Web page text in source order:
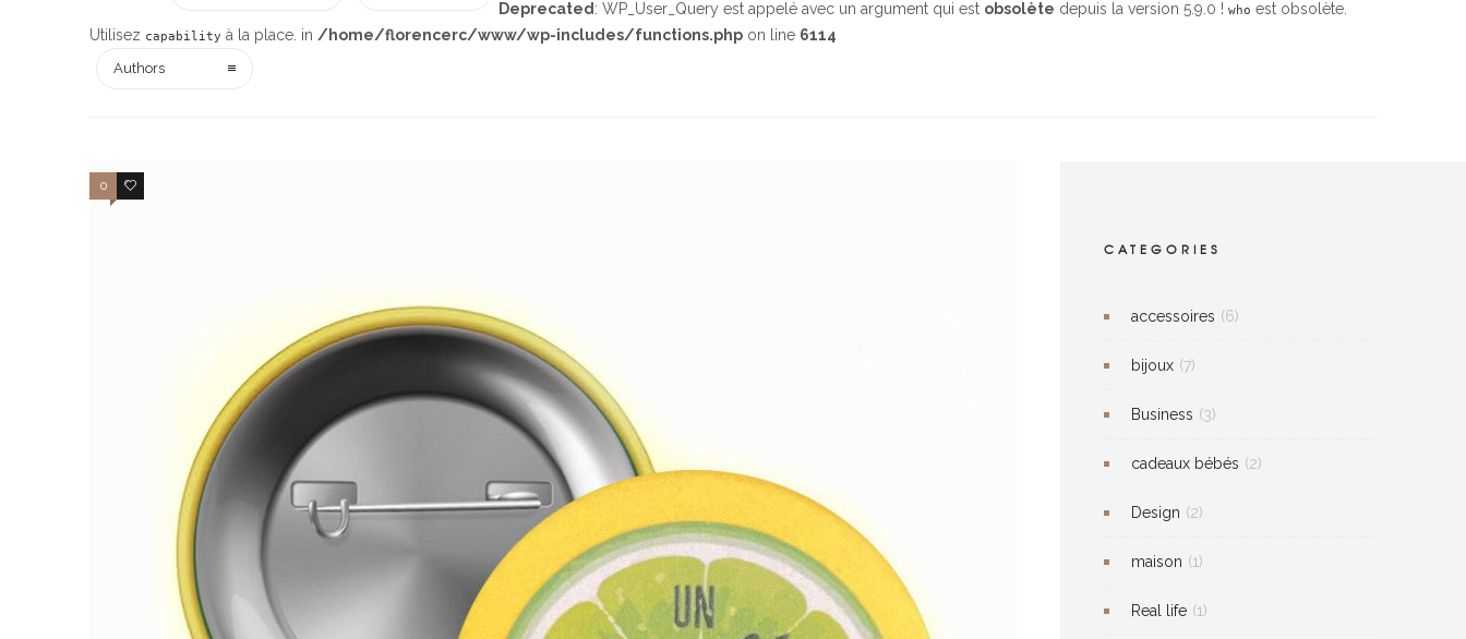
Deprecated : WP_User_Query est appelé avec un argument qui est obsolète depuis la version 5.9.0 ! who est obsolète.
Utilisez capability à la place. in /home/florencerc/www/wp-includes/functions.php on line 6114
Authors
0 3
CATEGORIES
accessoires (6)
bijoux (7)
Business (3)
cadeaux bébés (2)
Design (2)
maison (1)
Real life (1)